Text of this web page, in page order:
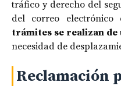
tráfico y derecho del
del correo
trámites se realizan
necesidad de
Reclamación